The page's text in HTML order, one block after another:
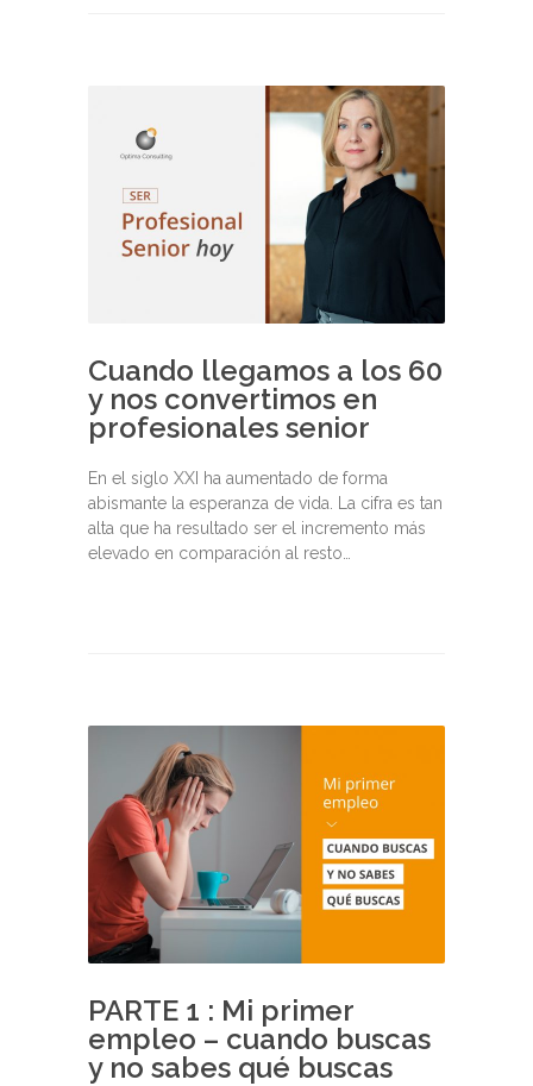
Cuando llegamos a los 60
y nos convertimos en
profesionales senior
En el siglo XXI ha aumentado de forma
abismante la esperanza de vida. La cifra es tan
alta que ha resultado ser el incremento más
elevado en comparación al resto…
PARTE 1 : Mi primer
empleo – cuando buscas
y no sabes qué buscas